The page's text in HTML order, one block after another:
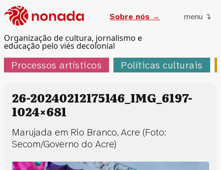
Organização de cultura, jornalismo e
educação pelo viés decolonial
Sobre nós → menu ↴
Processos artísticos Políticas culturais
26-20240212175146_IMG_6197-
1024×681
Marujada em Rio Branco, Acre (Foto:
Secom/Governo do Acre)